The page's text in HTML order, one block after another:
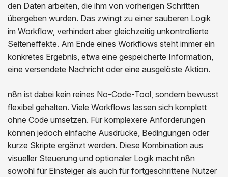
den Daten arbeiten, die ihm von vorherigen Schritten
übergeben wurden. Das zwingt zu einer sauberen Logik
im Workflow, verhindert aber gleichzeitig unkontrollierte
Seiteneffekte. Am Ende eines Workflows steht immer ein
konkretes Ergebnis, etwa eine gespeicherte Information,
eine versendete Nachricht oder eine ausgelöste Aktion.
n8n ist dabei kein reines No-Code-Tool, sondern bewusst
flexibel gehalten. Viele Workflows lassen sich komplett
ohne Code umsetzen. Für komplexere Anforderungen
können jedoch einfache Ausdrücke, Bedingungen oder
kurze Skripte ergänzt werden. Diese Kombination aus
visueller Steuerung und optionaler Logik macht n8n
sowohl für Einsteiger als auch für fortgeschrittene Nutzer